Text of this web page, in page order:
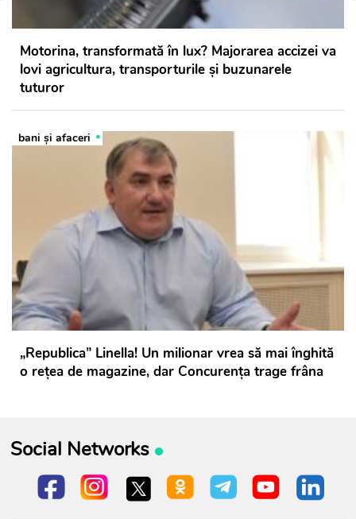
Motorina, transformată în lux? Majorarea accizei va
lovi agricultura, transporturile și buzunarele
tuturor
bani și afaceri
„Republica” Linella! Un milionar vrea să mai înghită
o rețea de magazine, dar Concurența trage frâna
Social Networks